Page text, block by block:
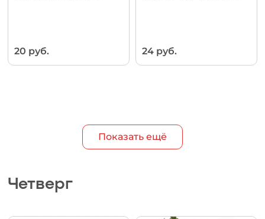
20 руб. 24 руб.
Показать ещё
Четверг